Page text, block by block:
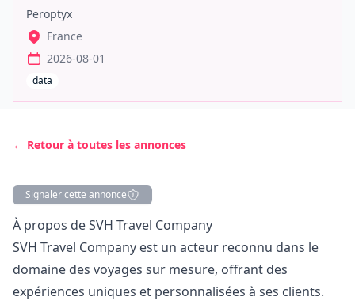
Peroptyx
France
2026-08-01
data
← Retour à toutes les annonces
Signaler cette annonce
Description
À propos de SVH Travel Company
SVH Travel Company est un acteur reconnu dans le
domaine des voyages sur mesure, offrant des
expériences uniques et personnalisées à ses clients.